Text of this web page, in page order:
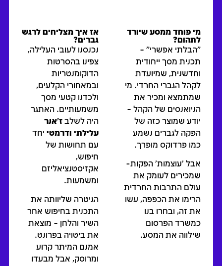
מי פוחד ממסע שיורד
לתהום?
"הבלתי אפשרי" –
תכנית מסך ייחודית
וחדשנית, שמיועדת
לקהל הגברי החרדי. מי
שמתמצא ומכיר את
הניואנסים של הקהל –
יודע שמוצר כזה של
הפקה לגברים נשמע
כמו פרדוקס מופרך.
אבל 'עוצמות' הפקות-
שמכירים לעומק את
עולם התרבות החרדית
הרימו את הכפפה, עשו
את זה, ובחרו בנו
כמשרד הפרסום
שילווה את המסע.
אז איך מצליחים לרגש
גברים?
נכנסנו לעובי העלילה,
צפינו בהסרטות
הדוקומנטריות
ובמאחורי הקלעים,
ולכדנו קטעי מסך
משמעותיים. האתגר
היה לשלב ז'אנר
עלילתי ודרמטי יחד
עם תחושות של
חיפוש,
אקזיסטנציאליזם
ומשמעות.
הגיטרה שליוותה את
התכנית בחיפוש אחר
השיר והלחן – מוצאת
את ביטויה בפרונט.
אמנם המיתר קרוע
ומרוסק, אבל מבעדו